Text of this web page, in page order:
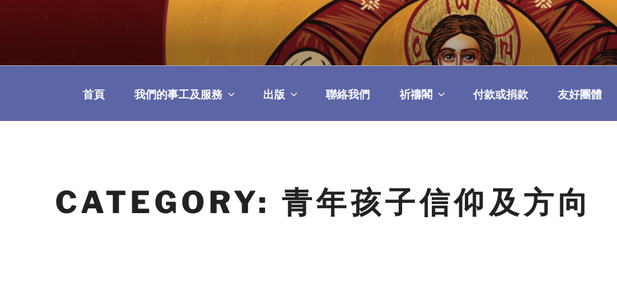
教區婚姻與家庭牧民委員會
首頁 我們的事工及服務 出版 聯絡我們 祈禱閣 付款或捐款 友好團體
CATEGORY: 青年孩子信仰及方向